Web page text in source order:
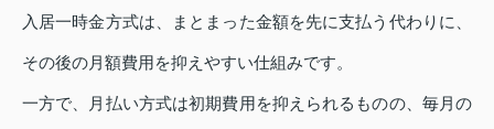
入居一時金方式は、まとまった金額を先に支払う代わりに、
その後の月額費用を抑えやすい仕組みです。
一方で、月払い方式は初期費用を抑えられるものの、毎月の